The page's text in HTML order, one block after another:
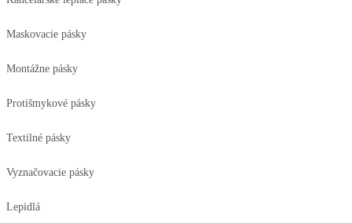
Maskovacie pásky
Montážne pásky
Protišmykové pásky
Textilné pásky
Vyznačovacie pásky
Lepidlá